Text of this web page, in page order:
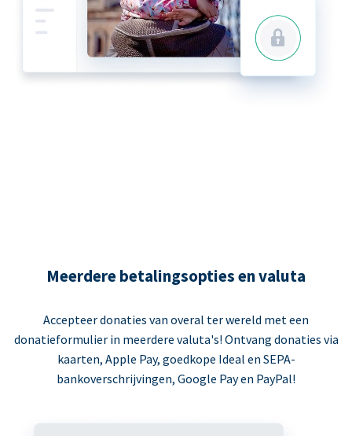
Meerdere betalingsopties en valuta
Accepteer donaties van overal ter wereld met een
donatieformulier in meerdere valuta's! Ontvang donaties via
kaarten, Apple Pay, goedkope Ideal en SEPA-
bankoverschrijvingen, Google Pay en PayPal!